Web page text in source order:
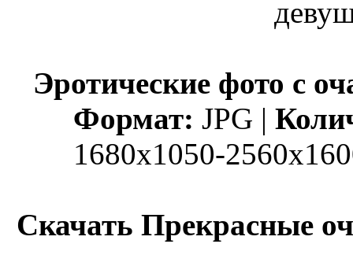
Эротические фото с
Формат: JPG |
1680x1050-
Скачать Прекрасные